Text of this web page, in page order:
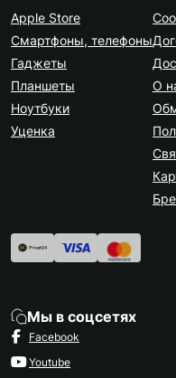
Apple Store
Смартфоны, телефоны
Гаджеты
Планшеты
Ноутбуки
Уценка
О
Мы в соцсетях
Facebook
Youtube